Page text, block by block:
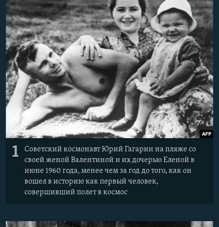
ПОБЕДИТЕЛЕЙ НЕ СУДЯТ?
КРЫМ.НЕПОКОРЕННЫЙ
ELIFBE
УКРАИНСКАЯ ПРОБЛЕМА КРЫМА
ПРИСОЕДИНЯЙТЕСЬ!
Все сайты RFE/RL
1
Советский космонавт Юрий Гагарин на пляже со
своей женой Валентиной и их дочерью Еленой в
июне 1960 года, менее чем за год до того, как он
вошел в историю как первый человек,
совершивший полет в космос